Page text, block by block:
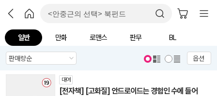
일반 만화 로맨스 판무 BL
옵션
대여
[전자책] [고화질] 안드로이드는 경험인 수에 들어